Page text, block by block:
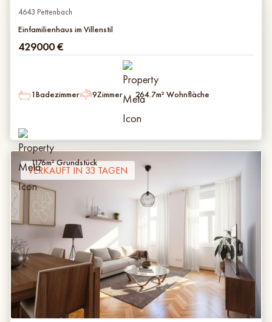
4643 Pettenbach
Einfamilienhaus im Villenstil
429000€
1Badezimmer 9Zimmer 264.7m² Wohnfläche
1176m² Grundstück
VERKAUFT IN 33 TAGEN